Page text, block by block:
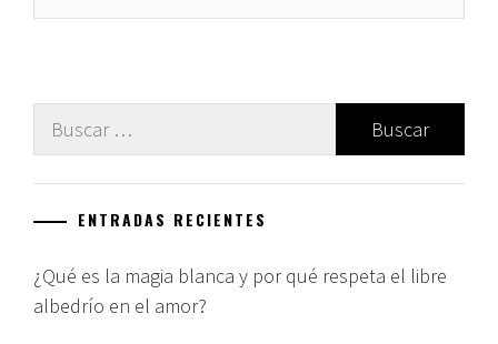
Buscar:
ENTRADAS RECIENTES
¿Qué es la magia blanca y por qué respeta el libre
albedrío en el amor?